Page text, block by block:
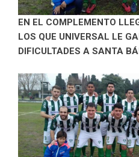
EN EL COMPLEMENTO
LOS QUE UNIVERSAL LE
DIFICULTADES A SANTA